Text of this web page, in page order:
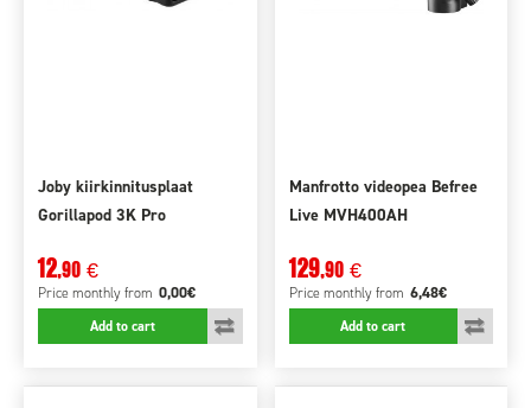
Joby kiirkinnitusplaat
Gorillapod 3K Pro
12,90 €
Price monthlyfrom 0,00€
Add to cart
Manfrotto videopea Befree
Live MVH400AH
129,90 €
Price monthly from 6,48€
Add to cart